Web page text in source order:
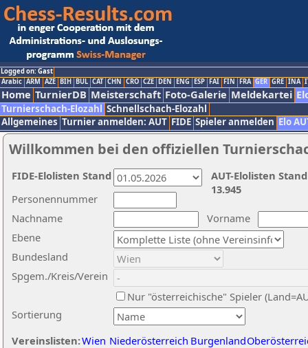
Logged on: Gast
Arabic ARM AZE BIH BUL CAT CHN CRO CZE DEN ENG ESP FAI FIN FRA GER GRE INA
Home TurnierDB Meisterschaft Foto-Galerie Meldekartei
Turnierschach-Elozahl Schnellschach-Elozahl
Allgemeines Turnier anmelden: AUT FIDE Spieler anmelden Elo
Willkommen bei den offiziellen
Nachname
Vorname
Ebene
Sortierung
Personennummer
Bundesland
Spgem./Kreis/Verein
Nur "österreichische" Spieler
Vereinslisten:Wien Niederösterreich Burgenland
AUT-Elolisten
13.945
FIDE-Elolisten Stand